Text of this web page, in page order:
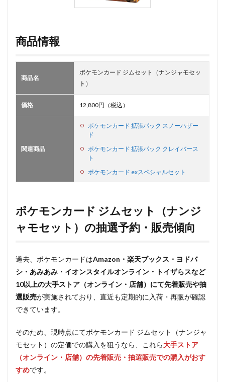
商品情報
商品名
ポケモンカード ジムセット（ナンジャモセッ
ト）
価格 12,800円（税込）
関連商品
ポケモンカード 拡張パック スノーハザー
ド
ポケモンカード 拡張パック クレイバース
ト
ポケモンカード exスペシャルセット
ポケモンカード ジムセット（ナンジ
ャモセット）の抽選予約・販売傾向
過去、ポケモンカードはAmazon・楽天ブックス・ヨドバ
シ・あみあみ・イオンスタイルオンライン・トイザらスなど
10以上の大手ストア（オンライン・店舗）にて先着販売や抽
選販売が実施されており、直近も定期的に入荷・再販が確認
できています。
そのため、現時点にてポケモンカード ジムセット（ナンジャ
モセット）の定価での購入を狙うなら、これら大手ストア
（オンライン・店舗）の先着販売・抽選販売での購入がおす
すめです。